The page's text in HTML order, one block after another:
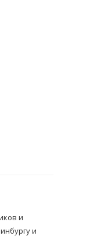
и
и